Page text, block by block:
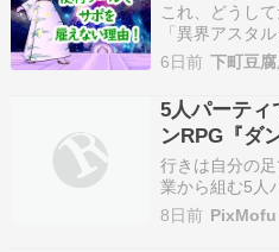
これ、どうし
「異界アスタ
由」を解説し
オススメ機能
ときはログア
利ツール」を
ＮＰＣのセ…
6日前 下町豆
5人パーティ
ンRPG『ダ
カ』Steam
行きは自分の
業から組む5人
宮へ潜る一人
Steamに登場
8日前